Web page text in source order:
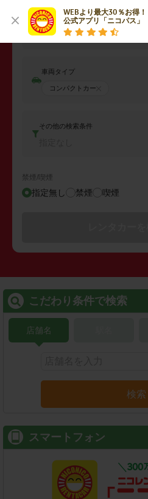
WEBより最大30％お得！
公式アプリ「ニコパス」
返却日時
2026年08月07日 (金)
車両タイプ
コンパクトカー
その他の検索条件
禁煙/喫煙
指定無し 禁煙 喫煙
こだわり条件で検索
店舗名
検索
スマートフォン